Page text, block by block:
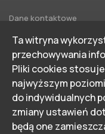
Dane kontaktowe
tel./fax 17 85 75 850
tel. 17 22 91 346
Na skróty:
Home
Hotel
Ta witryna
przechowywania
Pliki cookies
najwyższym
do indywidualnych
zmiany ustawień
będą one